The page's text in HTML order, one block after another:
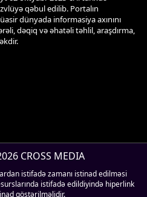
qəbul edilib. Portalın
dünyada informasiya axınını
dəqiq və əhatəli təhlil, araşdırma,
CROSS MEDIA
istifadə zamanı istinad edilməsi
istifadə edildiyində hiperlink
göstərilməlidir.